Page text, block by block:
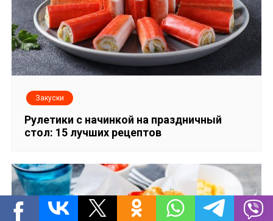
Закуски
Рулетики с начинкой на праздничный
стол: 15 лучших рецептов